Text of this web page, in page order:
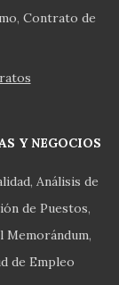
Contrato de
Y NEGOCIOS
Análisis de
de Puestos
Memorándum
de Empleo